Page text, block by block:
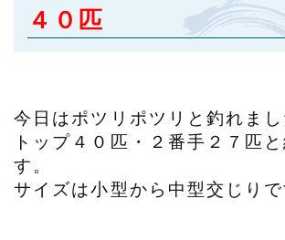
４０匹
今日はポツリポツリと釣れまし
トップ４０匹・２番手２７匹
す。
サイズは小型から中型交じりで